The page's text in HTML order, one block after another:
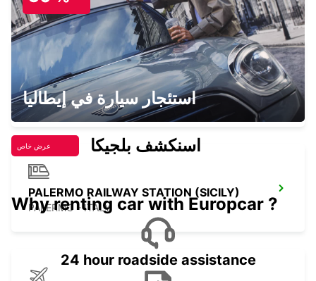
CEFALÙ (SICILY)
CEFALÙ - ITALY
PALERMO RAILWAY STATION (SICILY)
PALERMO - ITALY
استئجار سيارة في إيطاليا
عرض خاص اسنكشف بلجيكا
Why renting car with Europcar ?
24 hour roadside assistance